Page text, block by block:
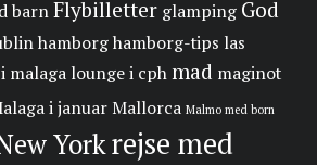
barnFlybilletter glamping God
hamborghamborg-tips las
malaga lounge i cphmad maginot
i januarMallorca Malmo med born
Yorkrejse med